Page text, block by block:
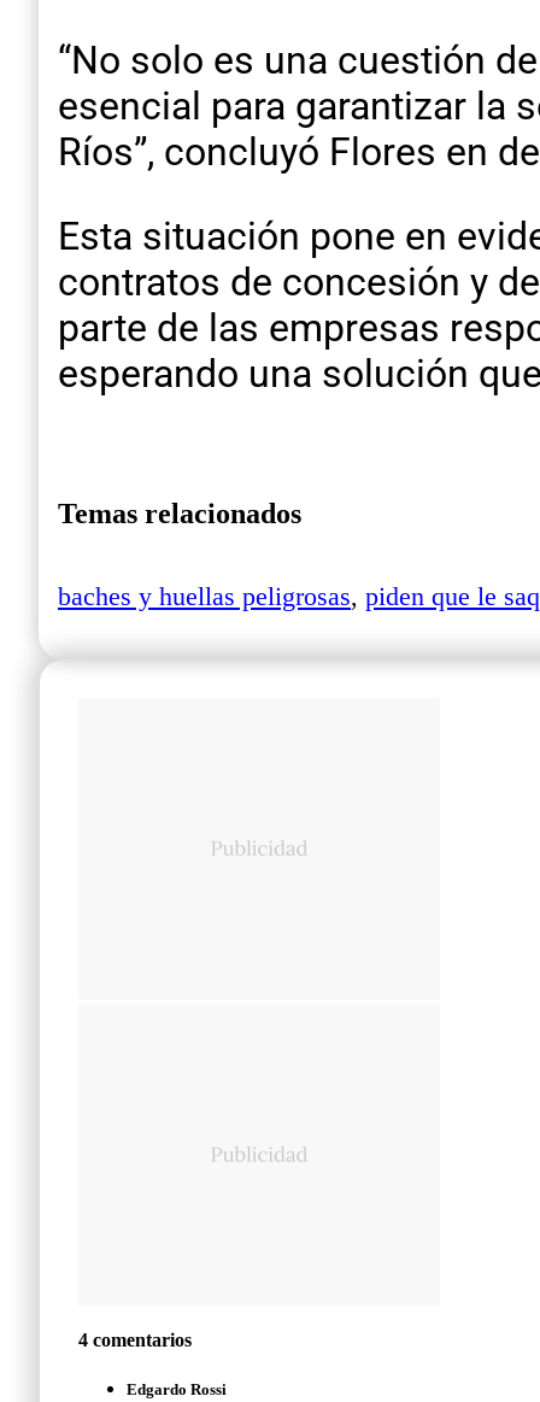
“No solo es una cuestión
esencial para garantizar la
Ríos”, concluyó Flores en
Esta situación pone en
contratos de concesión y
parte de las empresas
esperando una solución
Temas relacionados
baches y huellas peligrosas, piden que le
4 comentarios
Edgardo Rossi